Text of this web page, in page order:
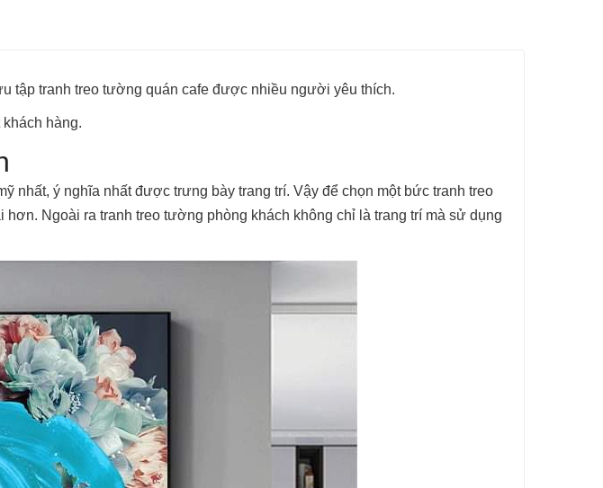
tập tranh treo tường quán cafe được nhiều người yêu thích.
hàng.
nhất, ý nghĩa nhất được trưng bày trang trí. Vậy để chọn một bức tranh treo
Ngoài ra tranh treo tường phòng khách không chỉ là trang trí mà sử dụng